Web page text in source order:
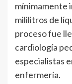
mínimamente
mililitros de
proceso fue
cardiología
especialistas
enfermería.